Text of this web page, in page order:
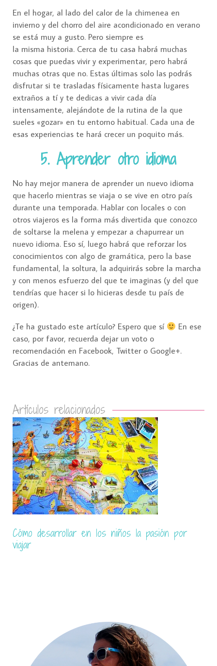
En el hogar, al lado del calor de la chimenea en
invierno y del chorro del aire acondicionado en verano
se está muy a gusto. Pero siempre es
la misma historia. Cerca de tu casa habrá muchas
cosas que puedas vivir y experimentar, pero habrá
muchas otras que no. Estas últimas solo las podrás
disfrutar si te trasladas físicamente hasta lugares
extraños a tí y te dedicas a vivir cada día
intensamente, alejándote de la rutina de la que
sueles «gozar» en tu entorno habitual. Cada una de
esas experiencias te hará crecer un poquito más.
5. Aprender otro idioma
No hay mejor manera de aprender un nuevo idioma
que hacerlo mientras se viaja o se vive en otro país
durante una temporada. Hablar con locales o con
otros viajeros es la forma más divertida que conozco
de soltarse la melena y empezar a chapurrear un
nuevo idioma. Eso sí, luego habrá que reforzar los
conocimientos con algo de gramática, pero la base
fundamental, la soltura, la adquirirás sobre la marcha
y con menos esfuerzo del que te imaginas (y del que
tendrías que hacer si lo hicieras desde tu país de
origen).
¿Te ha gustado este artículo? Espero que sí
En ese
caso, por favor, recuerda dejar un voto o
recomendación en Facebook, Twitter o Google+.
Gracias de antemano.
Artículos relacionados
Si pudiera volver a vivir…